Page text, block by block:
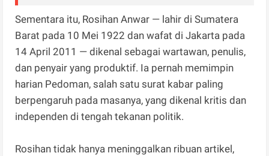
Sementara itu, Rosihan Anwar — lahir di Sumatera
Barat pada 10 Mei 1922 dan wafat di Jakarta pada
14 April 2011 — dikenal sebagai wartawan, penulis,
dan penyair yang produktif. Ia pernah memimpin
harian Pedoman, salah satu surat kabar paling
berpengaruh pada masanya, yang dikenal kritis dan
independen di tengah tekanan politik.
Rosihan tidak hanya meninggalkan ribuan artikel,